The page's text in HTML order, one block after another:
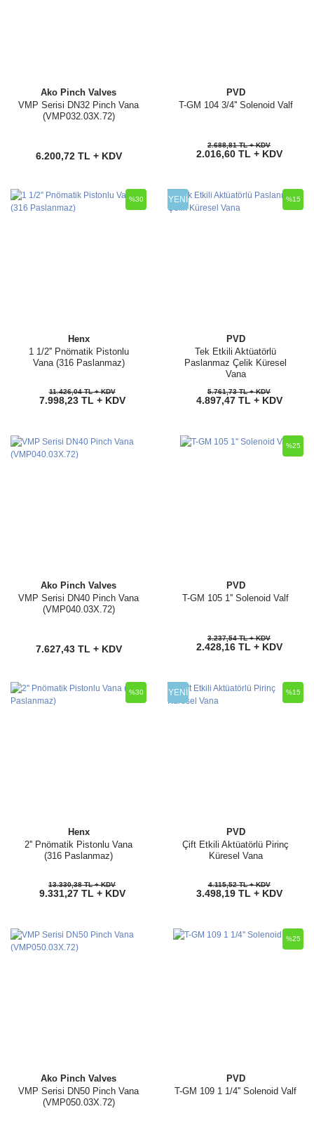
Ako Pinch Valves
VMP Serisi DN32 Pinch Vana
(VMP032.03X.72)
6.200,72 TL + KDV
PVD
T-GM 104 3/4'' Solenoid Valf
2.688,81 TL + KDV
2.016,60 TL + KDV
Henx
1 1/2'' Pnömatik Pistonlu
Vana (316 Paslanmaz)
%30
11.426,04 TL + KDV
7.998,23 TL + KDV
YENİ
PVD
Tek Etkili Aktüatörlü
Paslanmaz Çelik Küresel
Vana
%15
5.761,73 TL + KDV
4.897,47 TL + KDV
Ako Pinch Valves
VMP Serisi DN40 Pinch Vana
(VMP040.03X.72)
7.627,43 TL + KDV
PVD
T-GM 105 1'' Solenoid Valf
%25
3.237,54 TL + KDV
2.428,16 TL + KDV
Henx
2'' Pnömatik Pistonlu Vana
(316 Paslanmaz)
%30
13.330,38 TL + KDV
9.331,27 TL + KDV
YENİ
PVD
Çift Etkili Aktüatörlü Pirinç
Küresel Vana
%15
4.115,52 TL + KDV
3.498,19 TL + KDV
Ako Pinch Valves
VMP Serisi DN50 Pinch Vana
(VMP050.03X.72)
PVD
T-GM 109 1 1/4'' Solenoid Valf
%25